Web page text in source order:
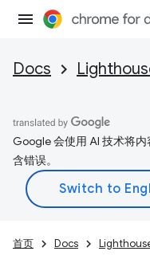
Docs
Google 会使用 AI 技术将
含错误。
首页 Docs